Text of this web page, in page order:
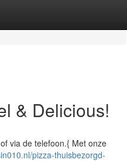
& Delicious!
via de telefoon.{ Met onze
pizza-thuisbezorgd-